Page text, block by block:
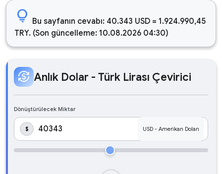
lightbulb Bu sayfanın cevabı: 40.343 USD = 1.924.990,45
TRY. (Son güncelleme: 10.08.2026 04:30)
currency_exchange Anlık Dolar - Türk Lirası Çevirici
Dönüştürülecek Miktar
$